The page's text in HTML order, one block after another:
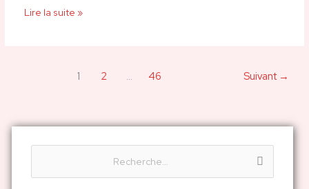
e
Lire la suite »
1 2 46 Suivant →